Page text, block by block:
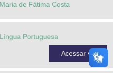
Maria de Fátima Costa
Língua Portuguesa
Acessar